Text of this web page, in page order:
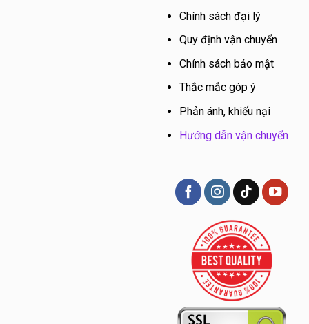
Chính sách đại lý
Quy định vận chuyển
Chính sách bảo mật
Thắc mắc góp ý
Phản ánh, khiếu nại
Hướng dẫn vận chuyển